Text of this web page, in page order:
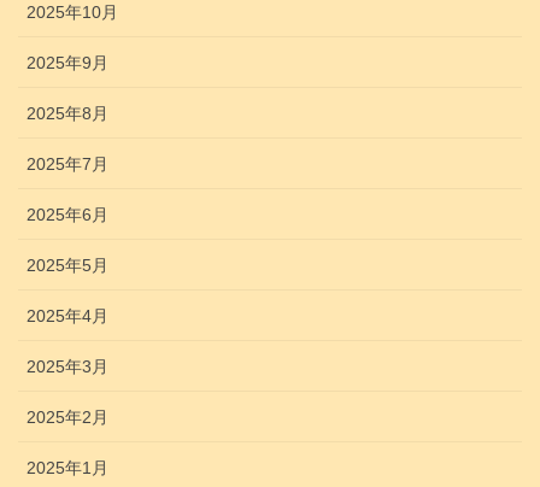
2025年10月
2025年9月
2025年8月
2025年7月
2025年6月
2025年5月
2025年4月
2025年3月
2025年2月
2025年1月